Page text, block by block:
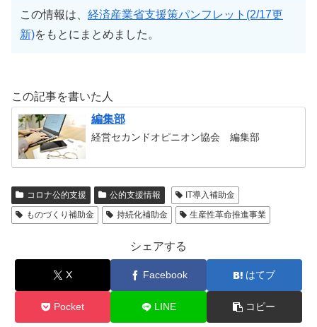
この情報は、 経済産業省支援策パンフレット(2/17更
新)をもとにまとめました。
この記事を書いた人
編集部
経営セカンドオピニオン協会 編集部
コロナ公的支援 公的支援情報
IT導入補助金
ものづくり補助金
持続化補助金 生産性革命推進事業
シェアする
X Facebook はてブ
Pocket LINE コピー